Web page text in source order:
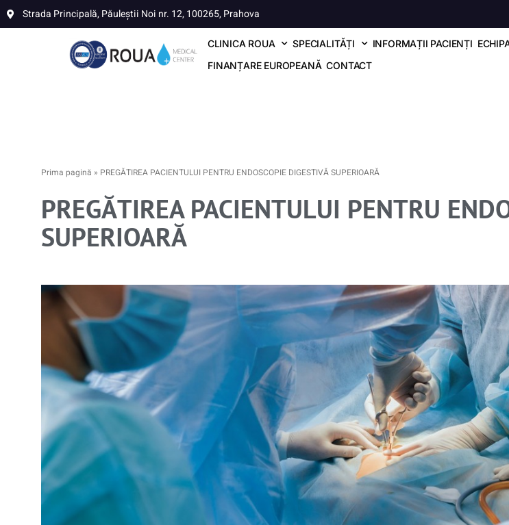
Strada Principală, Păuleștii Noi nr. 12, 100265, Prahova
CLINICA ROUA SPECIALITĂȚI INFORMAȚII PACIENȚI
FINANȚARE EUROPEANĂ CONTACT
Prima pagină » PREGĂTIREA PACIENTULUI PENTRU ENDOSCOPIE DIGESTIVĂ SUPERIOARĂ
PREGĂTIREA PACIENTULUI PENTRU
SUPERIOARĂ